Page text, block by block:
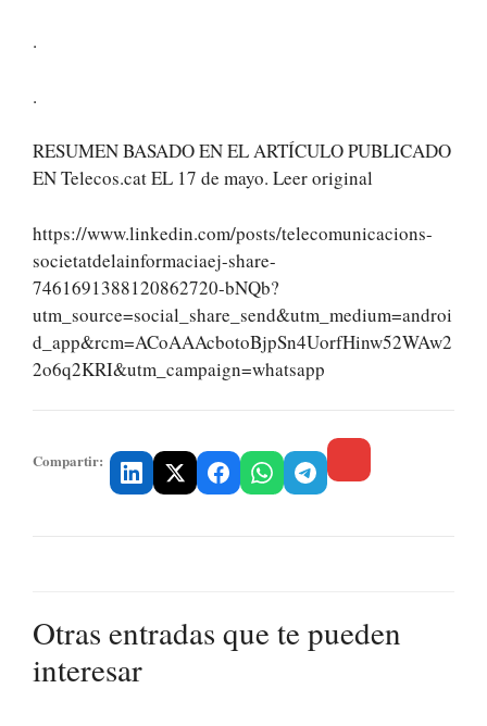
.
.
RESUMEN BASADO EN EL ARTÍCULO PUBLICADO
EN Telecos.cat EL 17 de mayo. Leer original
https://www.linkedin.com/posts/telecomunicacions-
societatdelainformaciaej-share-
7461691388120862720-bNQb?
utm_source=social_share_send&utm_medium=androi
d_app&rcm=ACoAAAcbotoBjpSn4UorfHinw52WAw2
2o6q2KRI&utm_campaign=whatsapp
Compartir:
Otras entradas que te pueden
interesar